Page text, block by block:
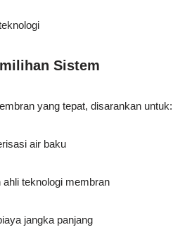
Sistem
yang tepat, disarankan untuk:
air baku
teknologi membran
jangka panjang